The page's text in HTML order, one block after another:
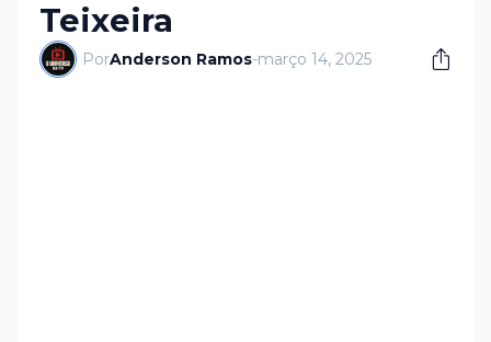
Teixeira
PorAnderson Ramos-março 14, 2025